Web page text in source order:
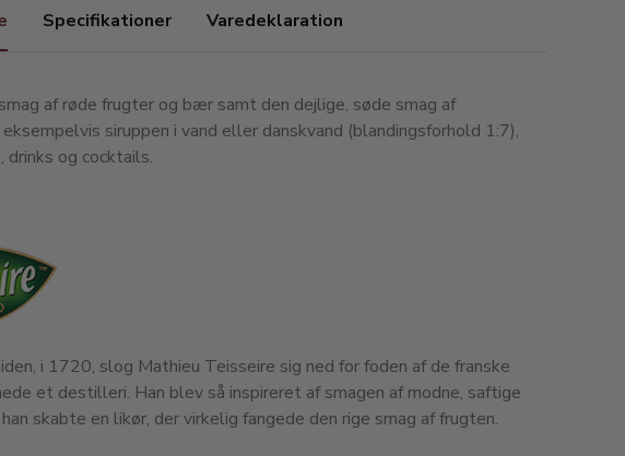
Specifikationer Varedeklaration
af røde frugter og bær samt den dejlige, søde smag af
siruppen i vand eller danskvand (blandingsforhold 1:7),
drinks og cocktails.
i 1720, slog Mathieu Teisseire sig ned for foden af ​​de franske
et destilleri. Han blev så inspireret af smagen af ​​modne, saftige
skabte en likør, der virkelig fangede den rige smag af frugten.